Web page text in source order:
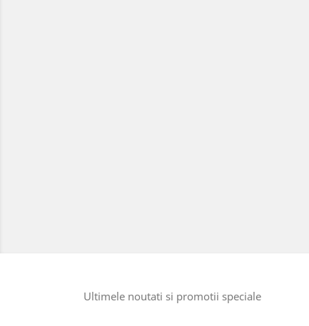
Ultimele noutati si promotii speciale